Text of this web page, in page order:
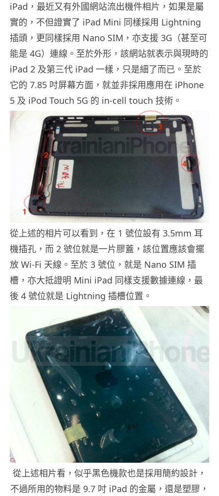
iPad，最近又有外國網站流出機件相片，如果是屬
實的，不但證實了 iPad Mini 同樣採用 Lightning
插頭，更同樣採用 Nano SIM，亦支援 3G（甚至可
能是 4G）連線。至於外形，該網站就表示與現時的
iPad 2 及第三代 iPad 一樣，只是細了而已。至於
它的 7.85 吋屏幕方面，就並非採用應用在 iPhone
5 及 iPod Touch 5G 的 in-cell touch 技術。
從上述的相片可以看到，在 1 號位設有 3.5mm 耳
機插孔，而 2 號位就是一片膠蓋，該位置應該會擺
放 Wi-Fi 天線。至於 3 號位，就是 Nano SIM 插
槽，亦大抵證明 Mini iPad 同樣支援數據連線，最
後 4 號位就是 Lightning 插槽位置。
從上述相片看，似乎黑色機款也是採用簡約設計，
不過所用的物料是 9.7 吋 iPad 的金屬，還是塑膠，